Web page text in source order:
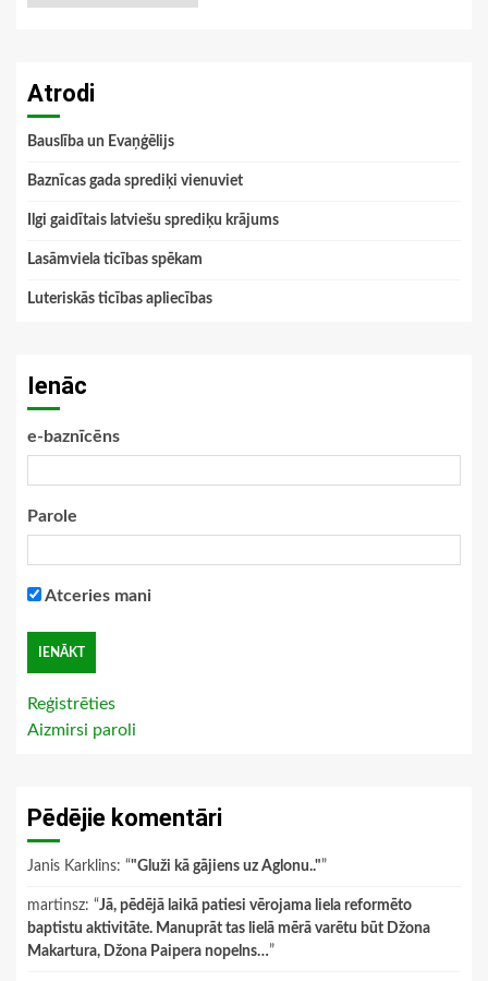
Atrodi
Bauslība un Evaņģēlijs
Baznīcas gada sprediķi vienuviet
Ilgi gaidītais latviešu sprediķu krājums
Lasāmviela ticības spēkam
Luteriskās ticības apliecības
Ienāc
e-baznīcēns
Parole
Atceries mani
Reģistrēties
Aizmirsi paroli
Pēdējie komentāri
Janis Karklins: “"Gluži kā gājiens uz Aglonu.."”
martinsz: “Jā, pēdējā laikā patiesi vērojama liela reformēto
baptistu aktivitāte. Manuprāt tas lielā mērā varētu būt Džona
Makartura, Džona Paipera nopelns…”